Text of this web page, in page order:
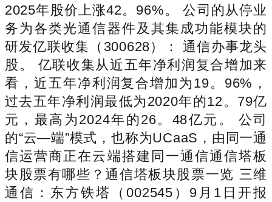
2025年股价上涨42。96%。 公司的从停业
务为各类光通信器件及其集成功能模块的
研发亿联收集（300628）： 通信办事龙头
股。 亿联收集从近五年净利润复合增加来
看，近五年净利润复合增加为19。96%，
过去五年净利润最低为2020年的12。79亿
元，最高为2024年的26。48亿元。 公司
的“云—端”模式，也称为UCaaS，由同一通
信运营商正在云端搭建同一通信通信塔板
块股票有哪些？通信塔板块股票一览 三维
通信：东方铁塔（002545）9月1日开报